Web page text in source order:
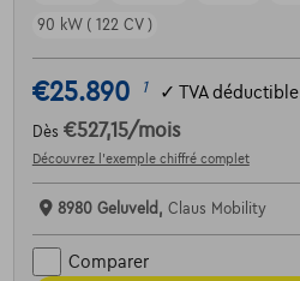
90 kW ( 122 CV )
€25.890 1 ✓ TVA déductible
Dès €527,15/mois
Découvrez l’exemple chiffré complet
8980 Geluveld, Claus Mobility
Comparer